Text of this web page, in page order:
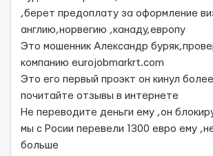
,берет предоплату за оформление
англию,норвегию ,канаду,европу
Это мошенник Александр
компанию eurojobmarkrt.com
Это его первый проэкт он кинул
почитайте отзывы в интернете
Не переводите деньги ему ,он
мы с Росии перевели 1300 евро ему
больше